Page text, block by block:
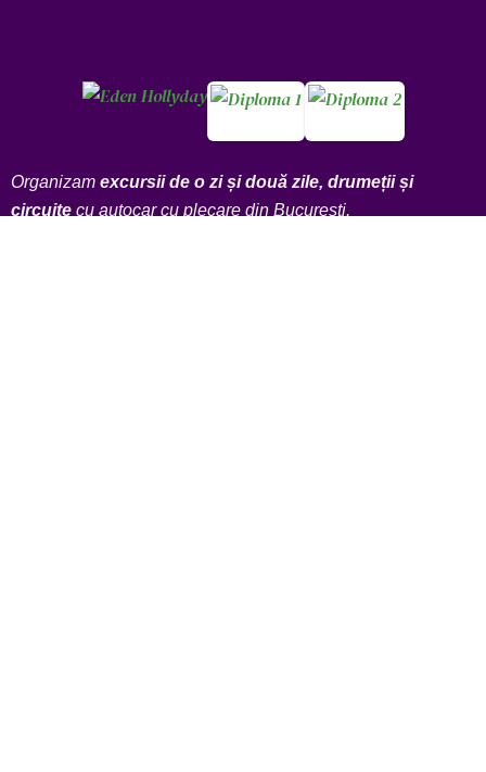
Organizam excursii de o zi și două zile, drumeții și
circuite cu autocar cu plecare din București.